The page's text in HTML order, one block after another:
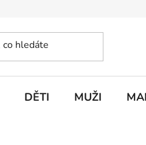
DĚTI MUŽI